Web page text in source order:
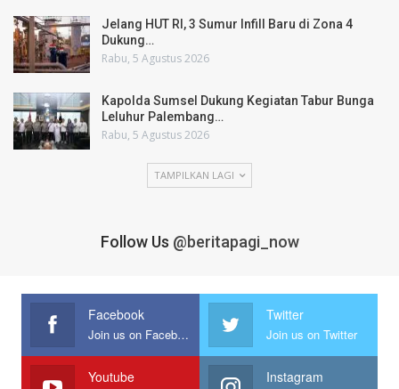
Jelang HUT RI, 3 Sumur Infill Baru di Zona 4
Dukung…
Rabu, 5 Agustus 2026
Kapolda Sumsel Dukung Kegiatan Tabur Bunga
Leluhur Palembang…
Rabu, 5 Agustus 2026
TAMPILKAN LAGI
Follow Us @beritapagi_now
Facebook
Join us on Facebook
Twitter
Join us on Twitter
Youtube Instagram